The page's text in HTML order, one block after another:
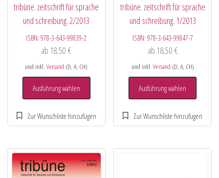
tribüne. zeitschrift für sprache
und schreibung. 2/2013
ISBN:978-3-643-99839-2
ab 18,50€
und inkl.Versand (D, A, CH)
Ausführung wählen
tribüne. zeitschrift für sprache
und schreibung. 1/2013
ISBN: 978-3-643-99847-7
ab 18,50 €
und inkl. Versand (D, A, CH)
Ausführung wählen